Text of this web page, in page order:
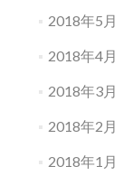
2018年5月
2018年4月
2018年3月
2018年2月
2018年1月